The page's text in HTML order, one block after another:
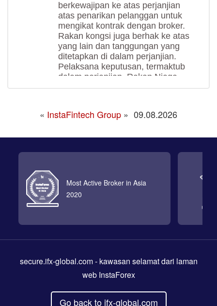
« InstaFintech Group » 09.08.2026
Most Active Broker in Asia
2020
secure.ifx-global.com- kawasan selamat dari laman
web InstaForex
Go back to ifx-global.com